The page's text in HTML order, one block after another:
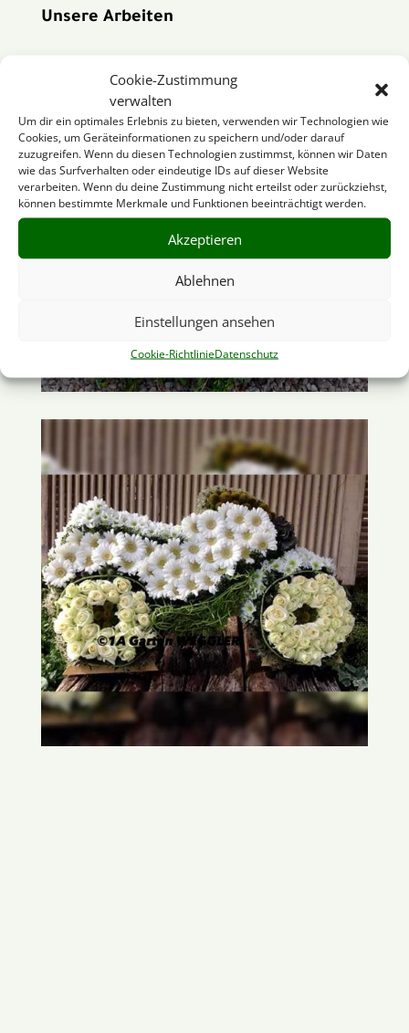
Cookie-Zustimmung
verwalten
Um dir ein optimales Erlebnis zu bieten, verwenden wir Technologien wie
Cookies, um Geräteinformationen zu speichern und/oder darauf
zuzugreifen. Wenn du diesen Technologien zustimmst, können wir Daten
wie das Surfverhalten oder eindeutige IDs auf dieser Website
verarbeiten. Wenn du deine Zustimmung nicht erteilst oder zurückziehst,
können bestimmte Merkmale und Funktionen beeinträchtigt werden.
Akzeptieren
Ablehnen
Einstellungen ansehen
Cookie-RichtlinieDatenschutz
Unsere Arbeiten